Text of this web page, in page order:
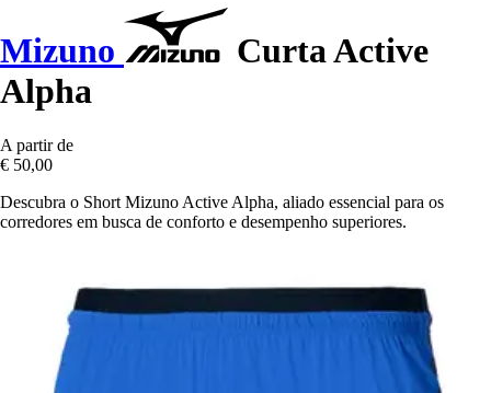
Mizuno
Curta Active
Alpha
A partir de
€ 50,00
Descubra o Short Mizuno Active Alpha, aliado essencial para os
corredores em busca de conforto e desempenho superiores.